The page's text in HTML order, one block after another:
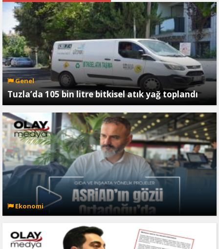
Genel
Tuzla’da 105 bin litre bitkisel atık yağ toplandı
Ekonomi